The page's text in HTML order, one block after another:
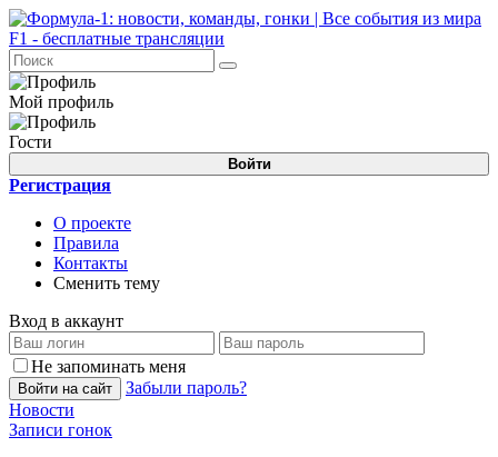
Мой профиль
Гости
Войти
Регистрация
О проекте
Правила
Контакты
Сменить тему
Вход в аккаунт
Не запоминать меня
Войти на сайт
Забыли пароль?
Новости
Записи гонок